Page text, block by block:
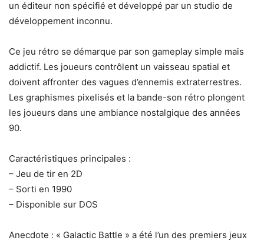
un éditeur non spécifié et développé par un studio de
développement inconnu.
Ce jeu rétro se démarque par son gameplay simple mais
addictif. Les joueurs contrôlent un vaisseau spatial et
doivent affronter des vagues d’ennemis extraterrestres.
Les graphismes pixelisés et la bande-son rétro plongent
les joueurs dans une ambiance nostalgique des années
90.
Caractéristiques principales :
– Jeu de tir en 2D
– Sorti en 1990
– Disponible sur DOS
Anecdote : « Galactic Battle » a été l’un des premiers jeux